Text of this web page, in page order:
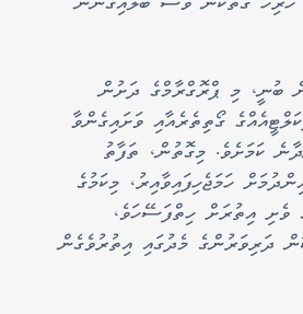
ބުނީ، މި ޕްރޮގްރާމްގެ ދަށުން
ގޯތިތެރެއާއި ވަށައިގެންވާ
ކަމަށެވެ. މިގޮތުން، ތަފާތު
ހަމަޖެހިފައިވާއިރު، މިކަމުގެ
އިތުރަށް ހިތްފަސޭހަވެ،
ދަރިވަރުންގެ މެދުގައި އިތުރުވެގެން